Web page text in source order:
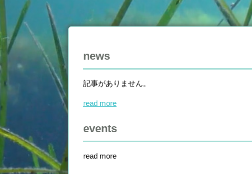
news
記事がありません。
read more
events
read more